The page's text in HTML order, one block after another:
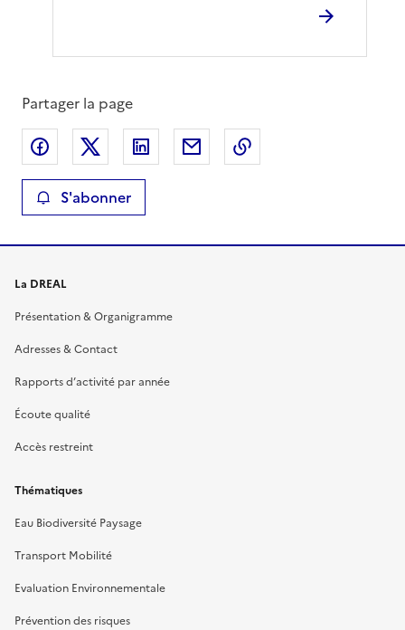
Partager la page
Partager sur Facebook
Partager sur XPartager sur LinkedIn
Partager par email
S'abonner
La DREAL
Présentation & Organigramme
Adresses & Contact
Rapports d’activité par année
Écoute qualité
Accès restreint
Thématiques
Eau Biodiversité Paysage
Transport Mobilité
Evaluation Environnementale
Prévention des risques